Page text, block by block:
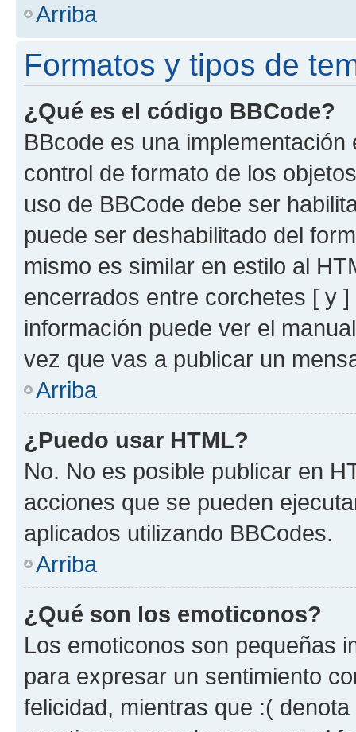
Arriba
Formatos y tipos de
¿Qué es el código BBCode?
BBcode es una
control de formato de los
uso de BBCode debe ser
puede ser deshabilitado del
mismo es similar en estilo al
encerrados entre corchetes [ y
información puede ver el
vez que vas a publicar un
Arriba
¿Puedo usar HTML?
No. No es posible publicar en
acciones que se pueden
aplicados utilizando BBCodes.
Arriba
¿Qué son los emoticonos?
Los emoticonos son pequeñas
para expresar un sentimiento
felicidad, mientras que :(